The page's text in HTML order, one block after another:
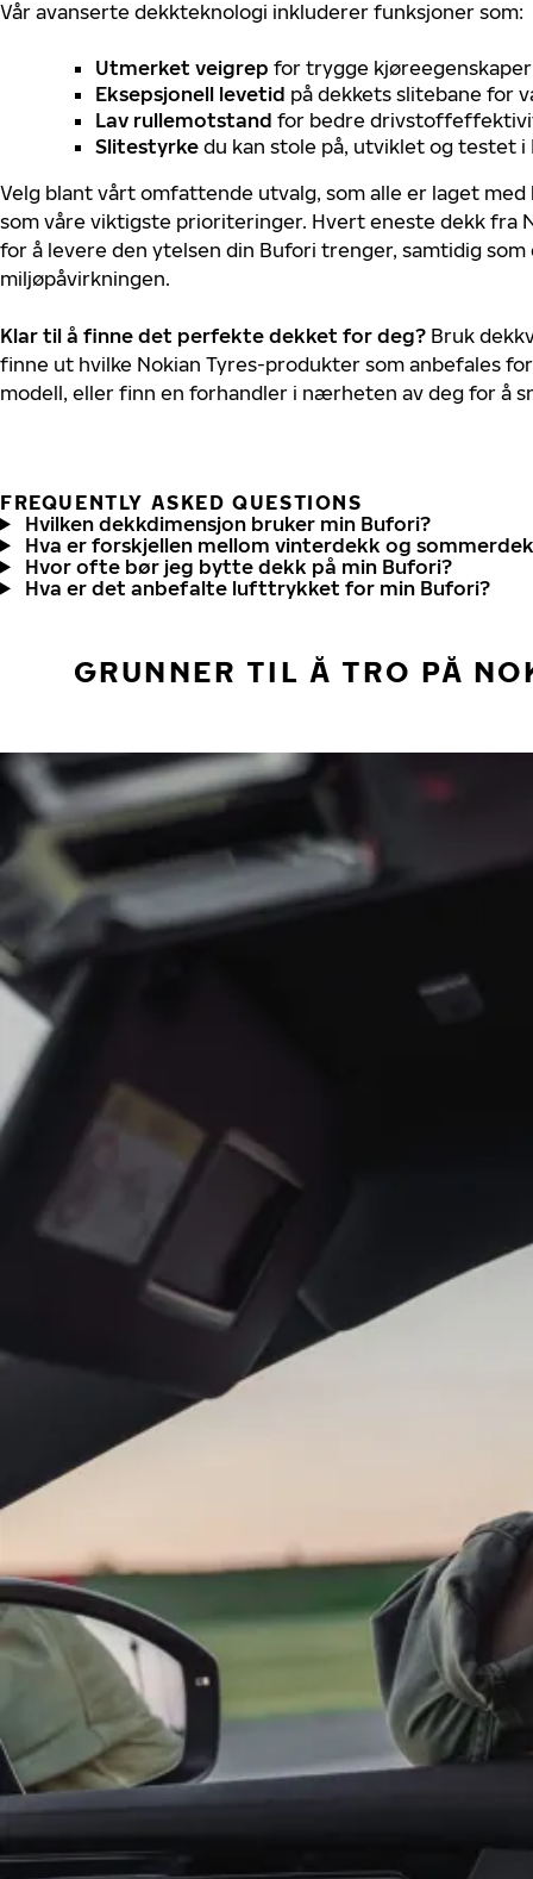
Vår avanserte dekkteknologi inkluderer funksjoner som:
Utmerket veigrep for trygge
Eksepsjonell levetid på dekkets slitebane for
Lav rullemotstand for bedre
Slitestyrke du kan stole på, utviklet og testet i
Velg blant vårt omfattende utvalg, som alle er laget
som våre viktigste prioriteringer. Hvert eneste dekk fra
for å levere den ytelsen din Bufori trenger, samtidig
miljøpåvirkningen.
Klar til å finne det perfekte dekket for deg? Bruk
finne ut hvilke Nokian Tyres-produkter som anbefales
modell, eller finn en forhandler i nærheten av deg for å
FREQUENTLY ASKED QUESTIONS
Hvilken dekkdimensjon bruker min Bufori?
Hva er forskjellen mellom vinterdekk og
Hvor ofte bør jeg bytte dekk på min Bufori?
Hva er det anbefalte lufttrykket for min Bufori?
GRUNNER TIL Å TRO PÅ